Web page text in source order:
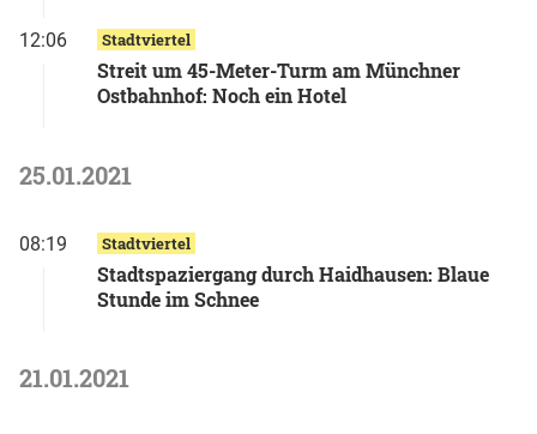
12:06 Stadtviertel
Streit um 45-Meter-Turm am Münchner
Ostbahnhof: Noch ein Hotel
25.01.2021
08:19 Stadtviertel
Stadtspaziergang durch Haidhausen: Blaue
Stunde im Schnee
21.01.2021